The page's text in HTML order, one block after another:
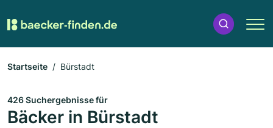
Startseite Bürstadt
426 Suchergebnisse für
Bäcker in Bürstadt